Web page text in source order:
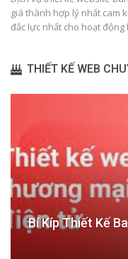
giá thành hợp lý nhất cam
đắc lực nhất cho hoạt
THIẾT KẾ WEB
Bí Kíp Thiết Kế